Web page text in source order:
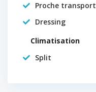
Proche transport
Dressing
Climatisation
Split